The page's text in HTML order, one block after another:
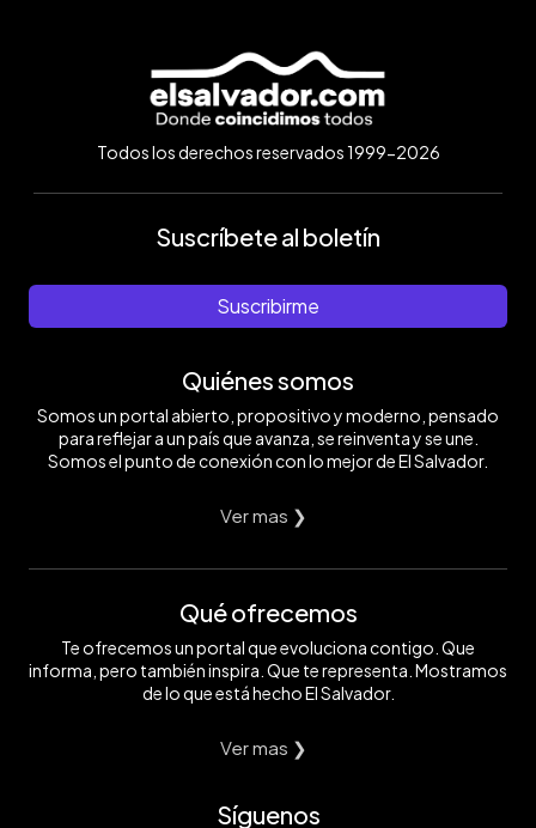
Todos los derechos reservados 1999-2026
Suscríbete al boletín
Suscribirme
Quiénes somos
Somos un portal abierto, propositivo y moderno, pensado
para reflejar a un país que avanza, se reinventa y se une.
Somos el punto de conexión con lo mejor de El Salvador.
Ver mas ❯
Qué ofrecemos
Te ofrecemos un portal que evoluciona contigo. Que
informa, pero también inspira. Que te representa. Mostramos
de lo que está hecho El Salvador.
Ver mas ❯
Síguenos